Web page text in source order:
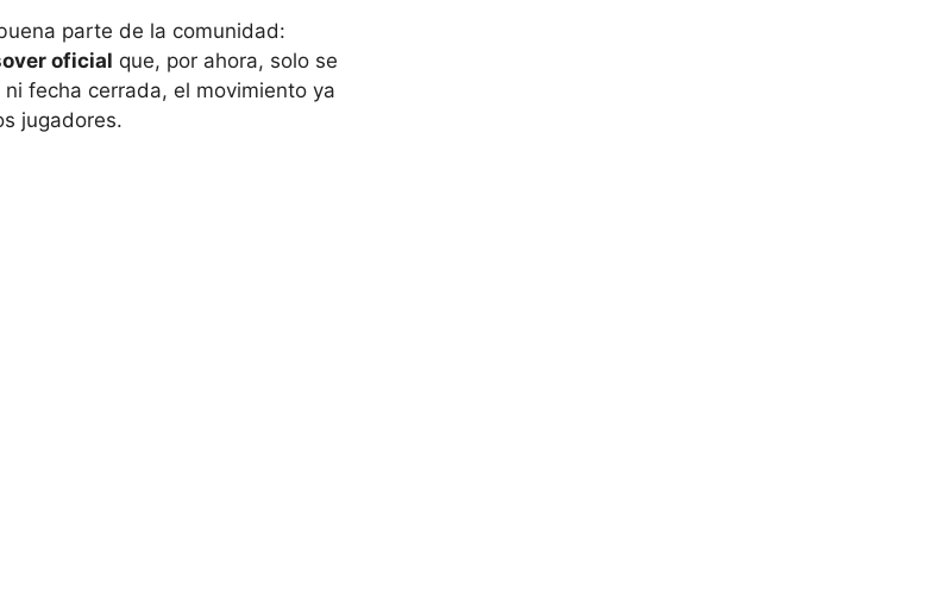
parte de la comunidad:
oficial que, por ahora, solo se
fecha cerrada, el movimiento ya
jugadores.